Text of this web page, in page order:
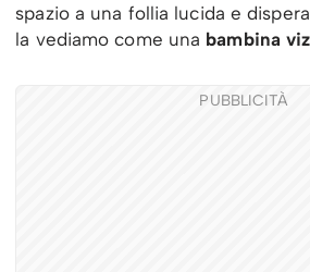
spazio a una follia lucida e
la vediamo come una bambina
PUBBLICITÀ